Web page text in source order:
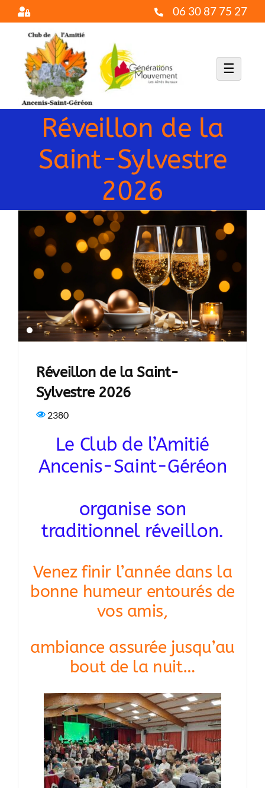
Passer
contenu
06 30 87 75 27
☰
Réveillon de la
Saint-Sylvestre
2026
l'image
agrandie
Réveillon de la Saint-
Sylvestre 2026
2380
Le Club de l’Amitié
Ancenis-Saint-Géréon
organise son
traditionnel réveillon.
Venez finir l’année dans la
bonne humeur entourés de
vos amis,
ambiance assurée jusqu’au
bout de la nuit…